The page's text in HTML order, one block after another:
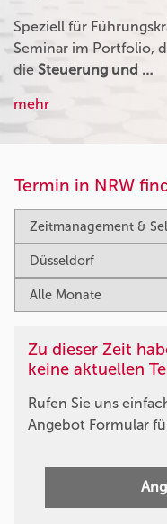
Speziell für
Seminar im Portfolio,
die Steuerung und …
mehr
Termin in NRW
Zu dieser Zeit
keine aktuellen
Rufen Sie uns
Angebot Formular